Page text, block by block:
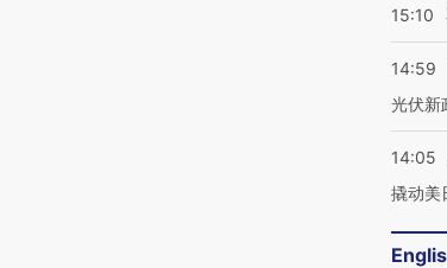
15:10
14:59
光伏新
14:05
撬动美